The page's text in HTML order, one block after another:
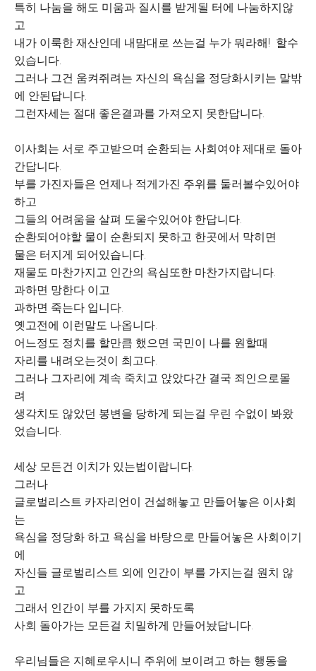
특히 나눔을 해도 미움과 질시를 받게될 터에 나눔하지않
고
내가 이룩한 재산인데 내맘대로 쓰는걸 누가 뭐라해! 할수
있습니다.
그러나 그건 움켜쥐려는 자신의 욕심을 정당화시키는 말밖
에 안된답니다.
그런자세는 절대 좋은결과를 가져오지 못한답니다.
이사회는 서로 주고받으며 순환되는 사회여야 제대로 돌아
간답니다.
부를 가진자들은 언제나 적게가진 주위를 둘러볼수있어야
하고
그들의 어려움을 살펴 도울수있어야 한답니다.
순환되어야할 물이 순환되지 못하고 한곳에서 막히면
물은 터지게 되어있습니다.
재물도 마찬가지고 인간의 욕심또한 마찬가지랍니다.
과하면 망한다 이고
과하면 죽는다 입니다.
옛고전에 이런말도 나옵니다.
어느정도 정치를 할만큼 했으면 국민이 나를 원할때
자리를 내려오는것이 최고다.
그러나 그자리에 계속 죽치고 앉았다간 결국 죄인으로몰
려
생각치도 않았던 봉변을 당하게 되는걸 우린 수없이 봐왔
었습니다.
세상 모든건 이치가 있는법이랍니다.
그러나
글로벌리스트 카자리언이 건설해놓고 만들어놓은 이사회
는
욕심을 정당화 하고 욕심을 바탕으로 만들어놓은 사회이기
에
자신들 글로벌리스트 외에 인간이 부를 가지는걸 원치 않
고
그래서 인간이 부를 가지지 못하도록
사회 돌아가는 모든걸 치밀하게 만들어놨답니다.
우리님들은 지혜로우시니 주위에 보이려고 하는 행동을